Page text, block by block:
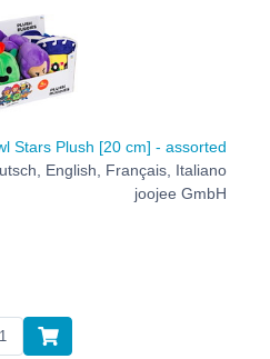
Stars Plush [20 cm] - assorted
English, Français, Italiano
joojee GmbH